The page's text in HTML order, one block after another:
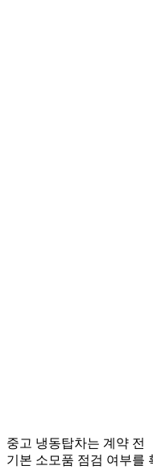
중고 냉동탑차는 계약 전
기본 소모품 점검 여부를